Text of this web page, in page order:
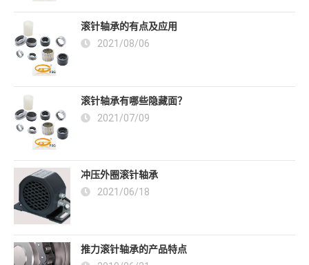
滚针轴承的有点及应用
2021/08/06
滚针轴承有哪些隐藏面？
2021/07/09
冲压外圈滚针轴承
2021/06/18
推力滚针轴承的产品特点